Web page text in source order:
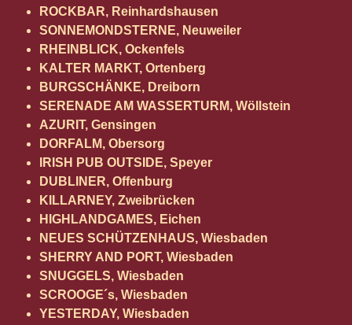
ROCKBAR, Reinhardshausen
SONNEMONDSTERNE, Neuweiler
RHEINBLICK, Ockenfels
KALTER MARKT, Ortenberg
BURGSCHÄNKE, Dreiborn
SERENADE AM WASSERTURM, Wöllstein
AZURIT, Gensingen
DORFALM, Obersorg
IRISH PUB OUTSIDE, Speyer
DUBLINER, Offenburg
KILLARNEY, Zweibrücken
HIGHLANDGAMES, Eichen
NEUES SCHÜTZENHAUS, Wiesbaden
SHERRY AND PORT, Wiesbaden
SNUGGELS, Wiesbaden
SCROOGE´s, Wiesbaden
YESTERDAY, Wiesbaden